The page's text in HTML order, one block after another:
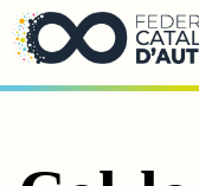
Saltar al contingut